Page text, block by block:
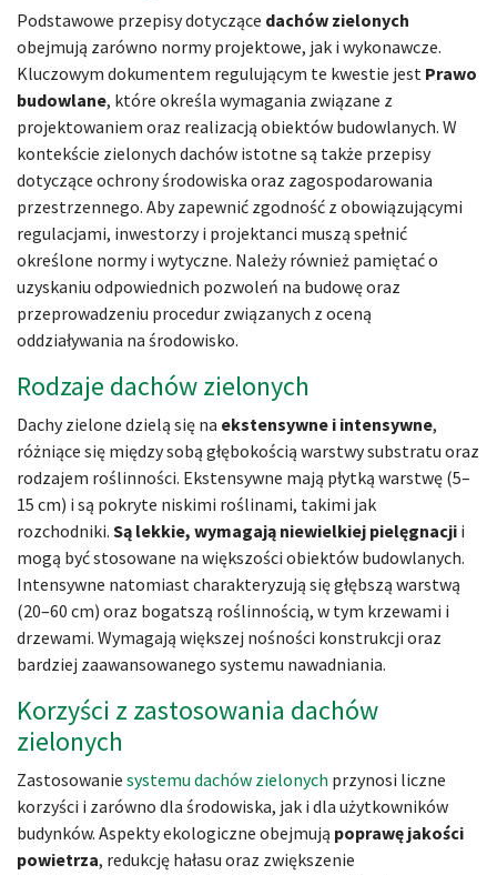
Podstawowe przepisy dotyczące dachów zielonych
obejmują zarówno normy projektowe, jak i wykonawcze.
Kluczowym dokumentem regulującym te kwestie jest Prawo
budowlane, które określa wymagania związane z
projektowaniem oraz realizacją obiektów budowlanych. W
kontekście zielonych dachów istotne są także przepisy
dotyczące ochrony środowiska oraz zagospodarowania
przestrzennego. Aby zapewnić zgodność z obowiązującymi
regulacjami, inwestorzy i projektanci muszą spełnić
określone normy i wytyczne. Należy również pamiętać o
uzyskaniu odpowiednich pozwoleń na budowę oraz
przeprowadzeniu procedur związanych z oceną
oddziaływania na środowisko.
Rodzaje dachów zielonych
Dachy zielone dzielą się na ekstensywne i intensywne,
różniące się między sobą głębokością warstwy substratu oraz
rodzajem roślinności. Ekstensywne mają płytką warstwę (5–
15 cm) i są pokryte niskimi roślinami, takimi jak
rozchodniki. Są lekkie, wymagają niewielkiej pielęgnacji i
mogą być stosowane na większości obiektów budowlanych.
Intensywne natomiast charakteryzują się głębszą warstwą
(20–60 cm) oraz bogatszą roślinnością, w tym krzewami i
drzewami. Wymagają większej nośności konstrukcji oraz
bardziej zaawansowanego systemu nawadniania.
Korzyści z zastosowania dachów
zielonych
Zastosowanie systemu dachów zielonych przynosi liczne
korzyści i zarówno dla środowiska, jak i dla użytkowników
budynków. Aspekty ekologiczne obejmują poprawę jakości
powietrza, redukcję hałasu oraz zwiększenie